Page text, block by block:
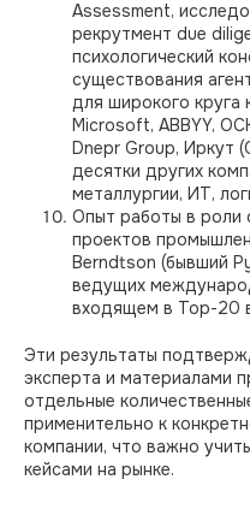
Assessment,
рекрутмент due
психологический
существования
для широкого круга
Microsoft, ABBYY,
Dnepr Group, Иркут
десятки других
металлургии, ИТ,
Опыт работы в роли
проектов
Berndtson (бывший
ведущих
входящем в Top-20
Эти результаты
эксперта и материалами
отдельные
применительно к
компании, что важно
кейсами на рынке.